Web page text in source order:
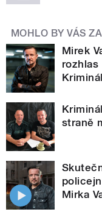
MOHLO BY VÁS
Mirek
rozhlas
straně
Mirka